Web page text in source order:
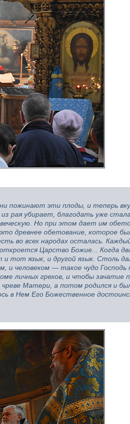
пожинают эти плоды, и теперь
рая убирает, благодать уже
Но при этом дает им
древнее обетование, которое
во всех народах осталась.
Царство Божие... Когда
тот язык, и другой язык. Столь
и человеком — такое чудо Господь
личных грехов, и чтобы зачатие
Матери, а потом родился и
в Нем Его Божественное